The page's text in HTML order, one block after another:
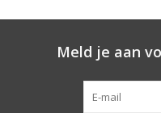
Meld je aan